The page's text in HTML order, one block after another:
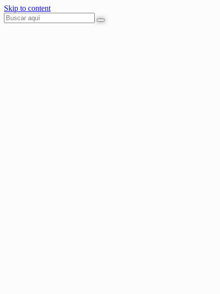
Skip to content